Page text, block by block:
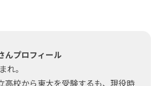
んプロフィール
れ。
高校から東大を受験するも、現役時